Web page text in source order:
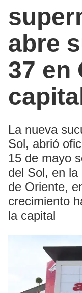
abre
37 en
La nueva
Sol, abrió
15 de mayo
del Sol, en la
de Oriente,
crecimiento
la capital